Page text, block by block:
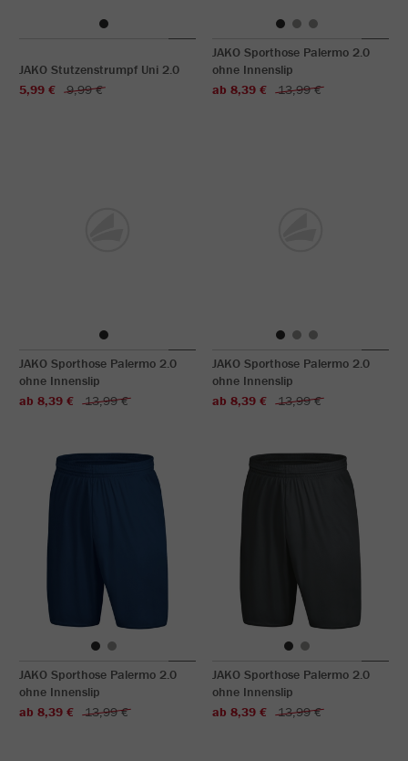
JAKO Stutzenstrumpf Uni 2.0
5,99 €
9,99 €
JAKO Sporthose Palermo 2.0
ohne Innenslip
ab 8,39 €
13,99 €
JAKO Sporthose Palermo 2.0
ohne Innenslip
ab 8,39 €
13,99 €
JAKO Sporthose Palermo 2.0
ohne Innenslip
ab 8,39 €
13,99 €
JAKO Sporthose Palermo 2.0
ohne Innenslip
ab 8,39 €
13,99 €
JAKO Sporthose Palermo 2.0
ohne Innenslip
ab 8,39 €
13,99 €